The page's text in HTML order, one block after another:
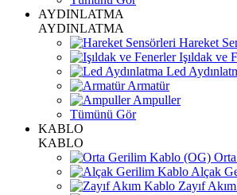
AYDINLATMA
AYDINLATMA
Hareket
Işıldak ve
Led
Armatür
Ampuller
Tümünü Gör
KABLO
KABLO
Alçak
Zayıf